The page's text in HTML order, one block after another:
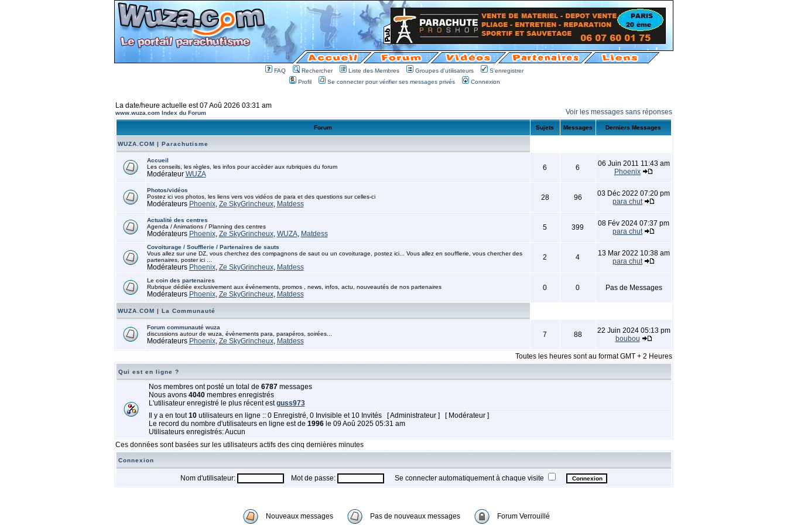
FAQ Rechercher Liste des Membres Groupes d'utilisateurs
S'enregistrer
Profil
Se connecter pour vérifier ses messages privés Connexion
La date/heure actuelle est 07 Aoû 2026 03:31 am
www.wuza.com Index du Forum Voir les messages sans réponses
Forum Sujets Messages Derniers Messages
WUZA.COM | Parachutisme
Accueil
Les conseils, les règles, les infos pour accèder aux rubriques du forum
Modérateur WUZA
6 6
06 Juin 2011 11:43 am
Phoenix
Photos/vidéos
Postez ici vos photos, les liens vers vos vidéos de para et des questions sur celles-ci
Modérateurs Phoenix, Ze SkyGrincheux, Matdess
28 96
03 Déc 2022 07:20 pm
para chut
Actualité des centres
Agenda / Animations / Planning des centres
Modérateurs Phoenix, Ze SkyGrincheux, WUZA, Matdess
5 399
08 Fév 2024 07:37 pm
para chut
Covoiturage / Soufflerie / Partenaires de sauts
Vous allez sur une DZ, vous cherchez des compagnons de saut ou un covoiturage, postez ici... Vous allez en soufflerie, vous chercher des
partenaires, poster ici ...
Modérateurs Phoenix, Ze SkyGrincheux, Matdess
2 4
13 Mar 2022 10:38 am
para chut
Le coin des partenaires
Rubrique dédiée exclusivement aux événements, promos , news, infos, actu, nouveautés de nos partenaires
Modérateurs Phoenix, Ze SkyGrincheux, Matdess
0 0 Pas de Messages
WUZA.COM | La Communauté
Forum communauté wuza
discussions autour de wuza, évènements para, parapéros, soirées...
Modérateurs Phoenix, Ze SkyGrincheux, Matdess
7 88
22 Juin 2024 05:13 pm
boubou
Toutes les heures sont au format GMT + 2 Heures
Qui est en ligne ?
Nos membres ont posté un total de 6787messages
Nous avons 4040membres enregistrés
L'utilisateur enregistré le plus récent estguss973
Il y a en tout10utilisateurs en ligne :: 0 Enregistré, 0 Invisible et 10 Invités [Administrateur] [ Modérateur]
Le record du nombre d'utilisateurs en ligne est de 1996le 09 Aoû 2025 05:31 am
Utilisateurs enregistrés: Aucun
Ces données sont basées sur les utilisateurs actifs des cinq dernières minutes
Connexion
Nom d'utilisateur: Mot de passe: Se connecter automatiquement à chaque visite
Nouveaux messages Pas de nouveaux messages Forum Verrouillé